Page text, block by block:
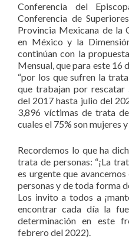
Conferencia del
Conferencia de
Provincia Mexicana de la
en México y la
continúan con la
Mensual, que para este 16
“por los que sufren la
que trabajan por rescatar
del 2017 hasta julio del
3,896 víctimas de trata
cuales el 75% son mujeres
Recordemos lo que ha
trata de personas: “¡La
es urgente que
personas y de toda forma
Los invito a todos a
encontrar cada día la
determinación en este
febrero del 2022).